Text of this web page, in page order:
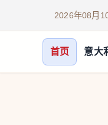
2026年08月
首页 意大